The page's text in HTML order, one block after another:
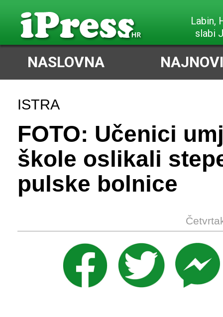
Labin,
slabi
NASLOVNA
ISTRA
FOTO: Učenici
škole oslikali
pulske bolnice